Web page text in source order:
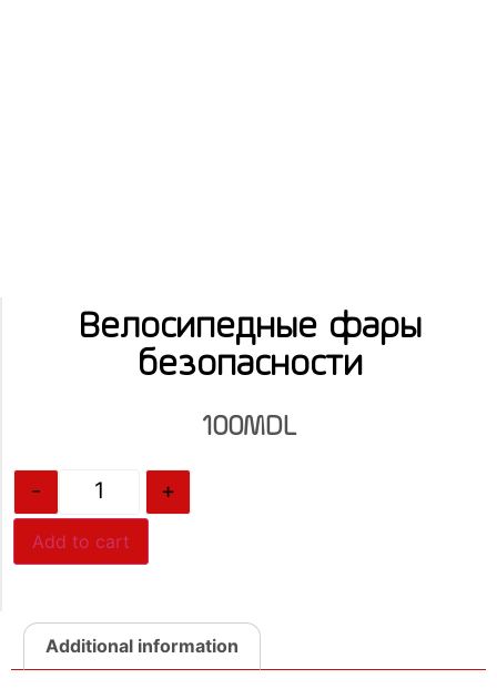
Велосипедные фары
безопасности
100MDL
- +
Add to cart
Additional information